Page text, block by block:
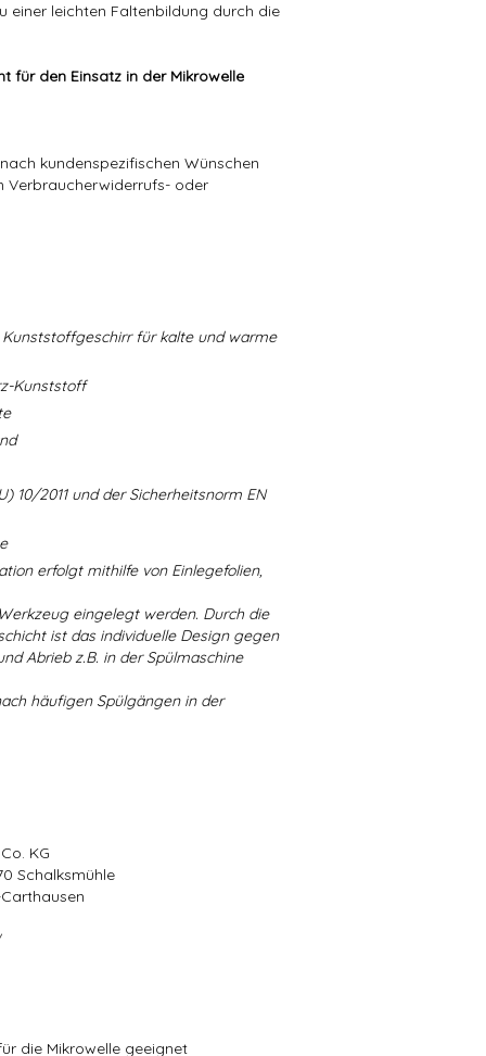
einer leichten Faltenbildung durch die
für den Einsatz in der Mikrowelle
kundenspezifischen Wünschen
Verbraucherwiderrufs- oder
für kalte und warme
Kunststoff
10/2011 und der Sicherheitsnorm EN
erfolgt mithilfe von Einlegefolien,
eingelegt werden. Durch die
ist das individuelle Design gegen
Abrieb z.B. in der Spülmaschine
häufigen Spülgängen in der
KG
Schalksmühle
die Mikrowelle geeignet